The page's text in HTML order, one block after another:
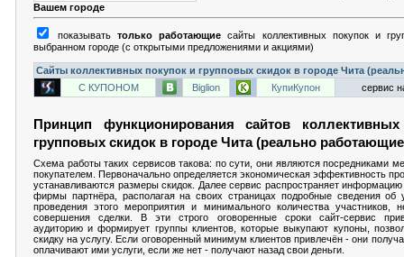
Вашем городе
показыватьтолько работающие сайты коллективных покупок и
выбранном городе (с открытыми предложениями и акциями)
Сайты коллективных покупок и групповых скидок в городе Чита
С КУПОНОМ
Biglion КупиКупон сервис
Принцип функционирования сайтов
групповых скидок в городе Чита (реально
Схема работы таких сервисов такова: по сути, они являются посредниками
покупателем. Первоначально определяется экономическая эффективность
устанавливаются размеры скидок. Далее сервис распространяет
фирмы партнёра, располагая на своих страницах подробные сведения об
проведения этого мероприятия и минимального количества участников,
совершения сделки. В эти строго оговоренные сроки сайт-сервис
аудиторию и формирует группы клиентов, которые выкупают купоны,
скидку на услугу. Если оговоренный минимум клиентов привлечён - они
оплачивают ими услуги, если же нет - получают назад свои деньги.